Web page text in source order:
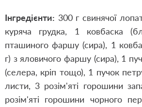
Інгредієнти: 300 г свинячої
куряча грудка, 1 ковбаска
пташиного фаршу (сира), 1
г) з яловичого фаршу (сира), 1
(селера, кріп тощо), 1 пучок
листи, 3 розім'яті горошини
розім'яті горошини чорного